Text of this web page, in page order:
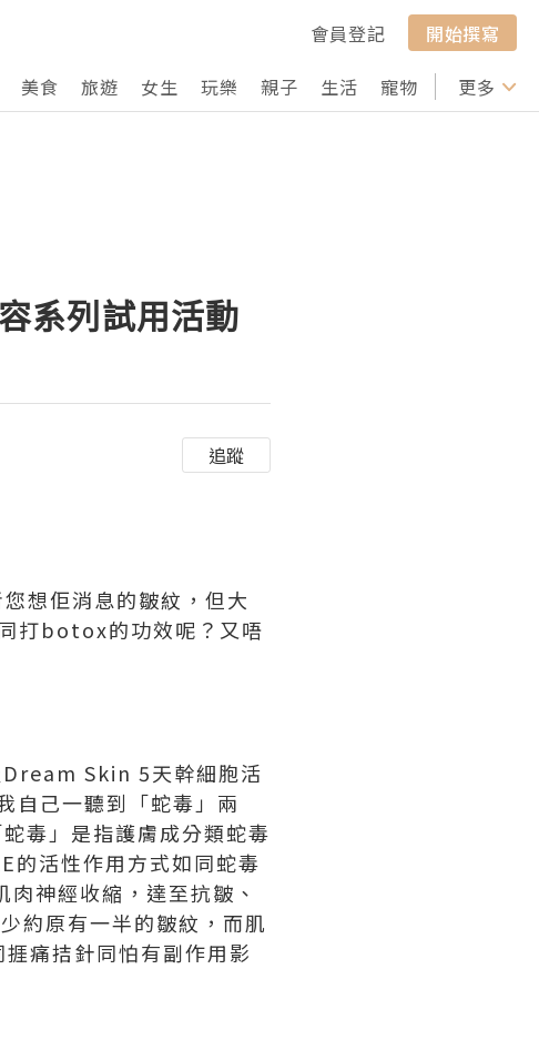
會員登記
開始撰寫
美食 旅遊 女生 玩樂 親子 生活 寵物 行山 打卡
更多
系列試用活動
追蹤
想佢消息的皺紋，但大
打botox的功效呢？又唔
Dream Skin 5天幹細胞活
自己一聽到「蛇毒」兩
毒」是指護膚成分類蛇毒
的活性作用方式如同蛇毒
神經收縮，達至抗皺、
約原有一半的皺紋，而肌
痛拮針同怕有副作用影